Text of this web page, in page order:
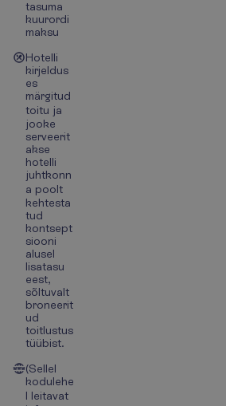
tasuma
kuurordi
maksu
Hotelli
kirjeldus
es
märgitud
toitu ja
jooke
serveerit
akse
hotelli
juhtkonn
a poolt
kehtesta
tud
kontsept
siooni
alusel
lisatasu
eest,
sõltuvalt
broneerit
ud
toitlustus
tüübist.
(Sellel
kodulehe
l leitavat